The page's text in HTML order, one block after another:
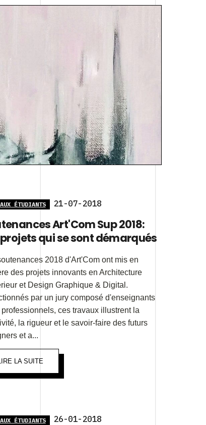
ÉTUDIANTS 21-07-2018
Art'Com Sup 2018:
projets qui se sont démarqués
2018 d'Art'Com ont mis en
des projets innovants en Architecture
et Design Graphique & Digital.
par un jury composé d'enseignants
professionnels, ces travaux illustrent la
la rigueur et le savoir-faire des futurs
et a...
LA SUITE
ÉTUDIANTS 26-01-2018